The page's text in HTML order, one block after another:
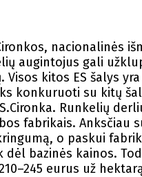
nacionalinės
augintojus gali
kitos ES šalys
konkuruoti su kitų
Runkelių
fabrikais. Anksčiau
o paskui
bazinės kainos.
eurus už